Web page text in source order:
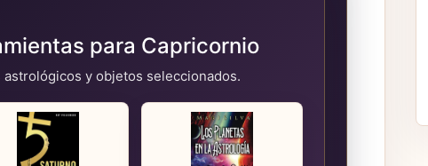
para Capricornio
y objetos seleccionados.